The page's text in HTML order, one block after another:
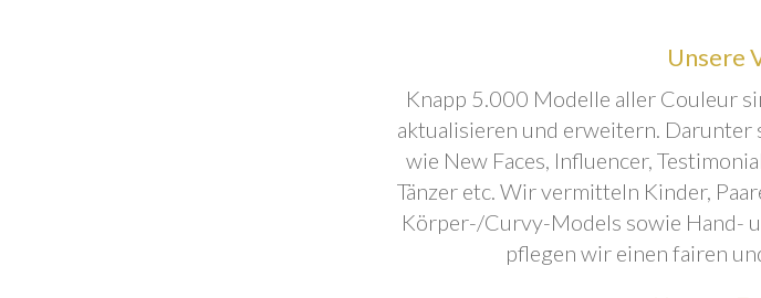
Unsere
Knapp 5.000 Modelle aller Couleur
aktualisieren und erweitern.
wie New Faces, Influencer,
Tänzer etc. Wir vermitteln Kinder,
Körper-/Curvy-Models sowie Hand-
pflegen wir einen fairen